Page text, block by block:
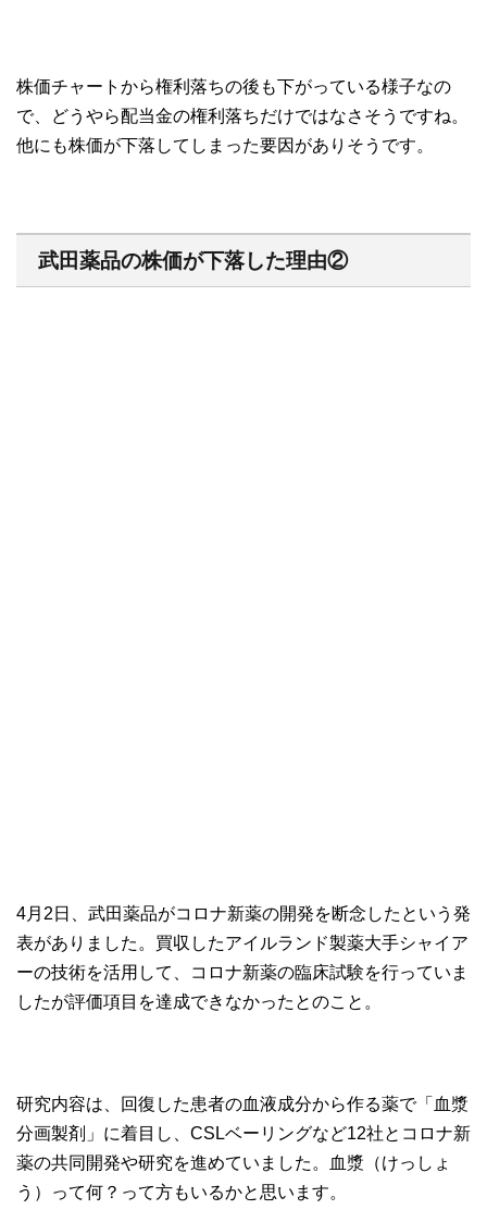
株価チャートから権利落ちの後も下がっている様子なの
で、どうやら配当金の権利落ちだけではなさそうですね。
他にも株価が下落してしまった要因がありそうです。
武田薬品の株価が下落した理由②
4月2日、武田薬品がコロナ新薬の開発を断念したという発
表がありました。買収したアイルランド製薬大手シャイア
ーの技術を活用して、コロナ新薬の臨床試験を行っていま
したが評価項目を達成できなかったとのこと。
研究内容は、回復した患者の血液成分から作る薬で「血漿
分画製剤」に着目し、CSLベーリングなど12社とコロナ新
薬の共同開発や研究を進めていました。血漿（けっしょ
う）って何？って方もいるかと思います。